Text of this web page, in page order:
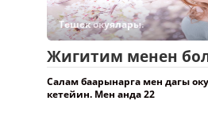
Төшөк окуялары.
Жигитим менен
Салам баарынарга мен дагы
кетейин. Мен анда 22